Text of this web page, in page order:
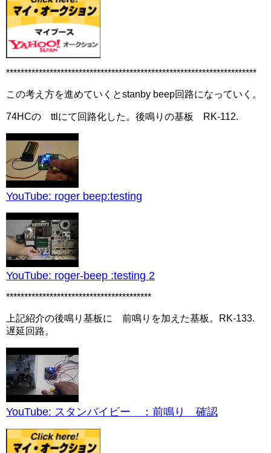
*********************************************************************
この考え方を進めていくとstanby beep回路になっていく。
74HCの ttlにて回路化した。後鳴りの基板 RK-112.
YouTube: roger beep:testing
YouTube: roger-beep :testing 2
****************************************
上記紹介の後鳴り基板に 前鳴りを加えた基板。RK-133.
遅延回路。
YouTube: スタンバイビー ：前鳴り 確認